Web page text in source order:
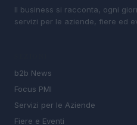
Il business si racconta, ogni
servizi per le aziende, fiere ed
b2b News
Focus PMI
Servizi per le Aziende
Fiere e Eventi